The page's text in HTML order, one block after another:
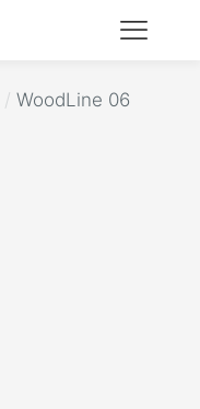
/ WoodLine 06